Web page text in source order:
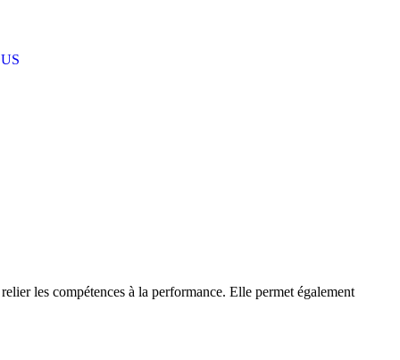
les compétences à la performance. Elle permet également